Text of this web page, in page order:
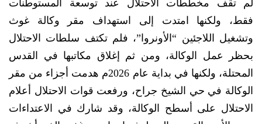
لم تقف مخططات الاحتلال عند توسعة المستوطنات
فقط، ولكنها امتدت إلى استهداف مقر وكالة غوث
وتشغيل اللاجئين “الأونروا”، فلم تكتف سلطات الاحتلال
بحظر عمل الوكالة، ومن ثم إغلاق مكاتبها في القدس
المحتلة، ولكنها في بداية عام 2026م هدمت أجزاء من مقر
الوكالة في حي الشيخ جراح، ورفعت قوات الاحتلال أعلام
الاحتلال على أسطح الوكالة، وقد شارك في الاعتداءات